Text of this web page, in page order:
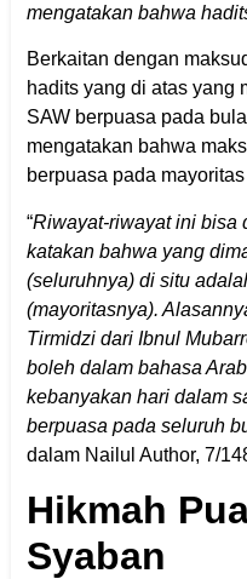
mengatakan bahwa
Berkaitan dengan
hadits yang di atas yang
SAW berpuasa pada
mengatakan bahwa
berpuasa pada
“Riwayat-riwayat ini bisa
katakan bahwa yang
(seluruhnya) di situ
(mayoritasnya).
Tirmidzi dari Ibnul
boleh dalam bahasa
kebanyakan hari dalam
berpuasa pada seluruh
dalam Nailul Author, 7/
Hikmah
Syaban